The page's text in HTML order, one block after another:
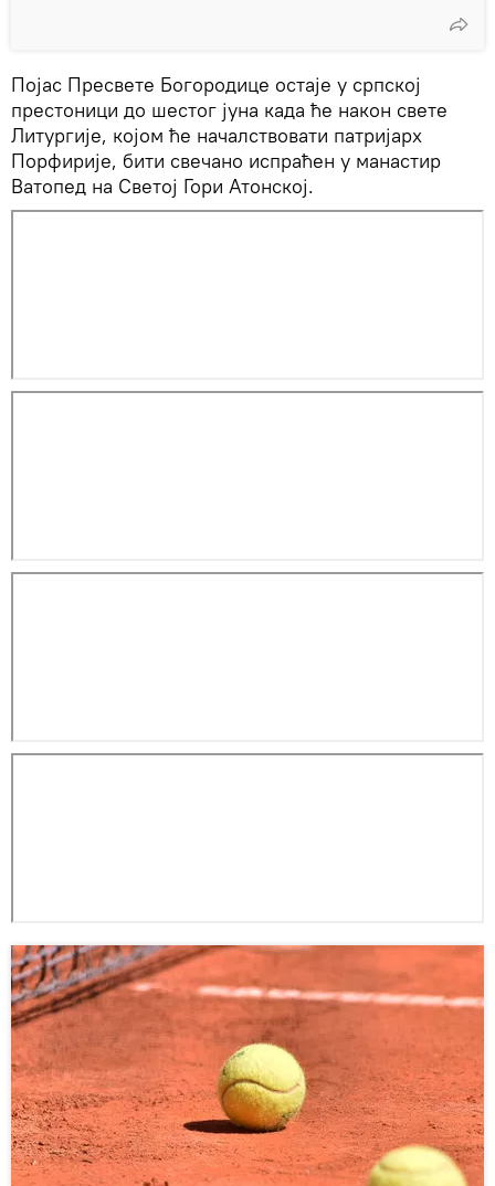
Појас Пресвете Богородице остаје у српској
престоници до шестог јуна када ће након свете
Литургије, којом ће началствовати патријарх
Порфирије, бити свечано испраћен у манастир
Ватопед на Светој Гори Атонској.